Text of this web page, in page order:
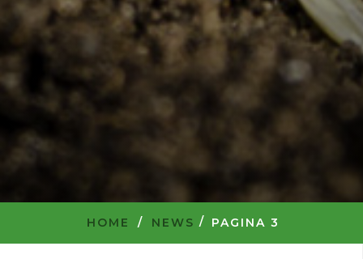
HOME / NEWS PAGINA 3